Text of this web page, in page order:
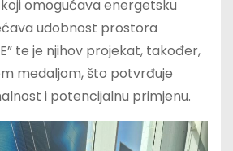
omogućava energetsku
udobnost prostora
te je njihov projekat, također,
medaljom, što potvrđuje
i potencijalnu primjenu.